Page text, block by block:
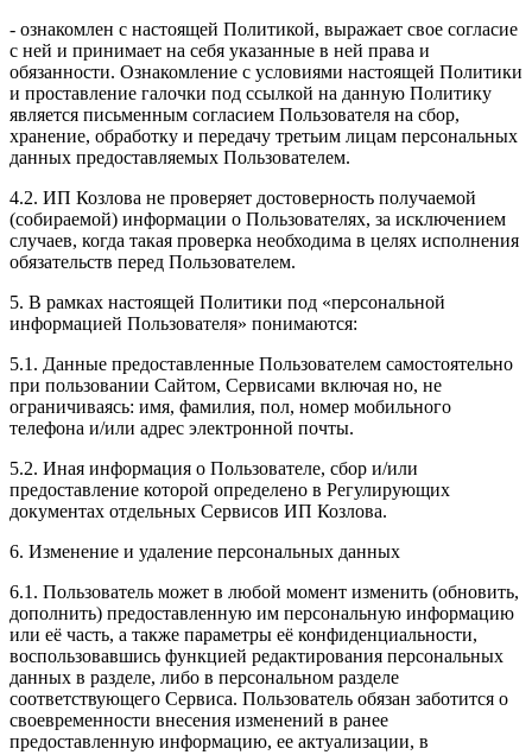
- ознакомлен с настоящей Политикой, выражает свое согласие
с ней и принимает на себя указанные в ней права и
обязанности. Ознакомление с условиями настоящей Политики
и проставление галочки под ссылкой на данную Политику
является письменным согласием Пользователя на сбор,
хранение, обработку и передачу третьим лицам персональных
данных предоставляемых Пользователем.
4.2. ИП Козлова не проверяет достоверность получаемой
(собираемой) информации о Пользователях, за исключением
случаев, когда такая проверка необходима в целях исполнения
обязательств перед Пользователем.
5. В рамках настоящей Политики под «персональной
информацией Пользователя» понимаются:
5.1. Данные предоставленные Пользователем самостоятельно
при пользовании Сайтом, Сервисами включая но, не
ограничиваясь: имя, фамилия, пол, номер мобильного
телефона и/или адрес электронной почты.
5.2. Иная информация о Пользователе, сбор и/или
предоставление которой определено в Регулирующих
документах отдельных Сервисов ИП Козлова.
6. Изменение и удаление персональных данных
6.1. Пользователь может в любой момент изменить (обновить,
дополнить) предоставленную им персональную информацию
или её часть, а также параметры её конфиденциальности,
воспользовавшись функцией редактирования персональных
данных в разделе, либо в персональном разделе
соответствующего Сервиса. Пользователь обязан заботится о
своевременности внесения изменений в ранее
предоставленную информацию, ее актуализации, в